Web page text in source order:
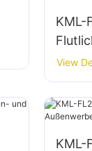
KML-
für
n
View
KML-